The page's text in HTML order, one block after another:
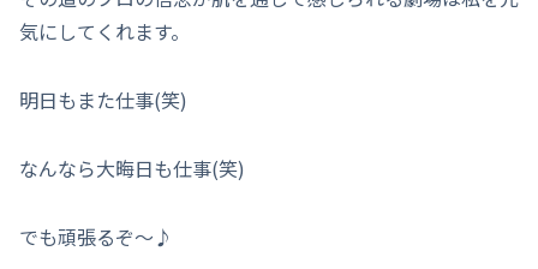
気にしてくれます。
明日もまた仕事(笑)
なんなら大晦日も仕事(笑)
でも頑張るぞ～♪